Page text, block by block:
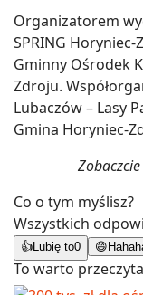
Organizatorem
SPRING
Gminny Ośrodek
Zdroju.
Lubaczów – Lasy
Gmina Horyniec-
Co o tym myślisz?
Wszystkich
👍 Lubię to0 😄
To warto